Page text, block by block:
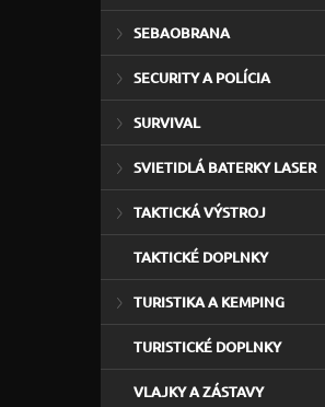
SEBAOBRANA
SECURITY A POLÍCIA
SURVIVAL
SVIETIDLÁ BATERKY LASER
TAKTICKÁ VÝSTROJ
TAKTICKÉ DOPLNKY
TURISTIKA A KEMPING
TURISTICKÉ DOPLNKY
VLAJKY A ZÁSTAVY